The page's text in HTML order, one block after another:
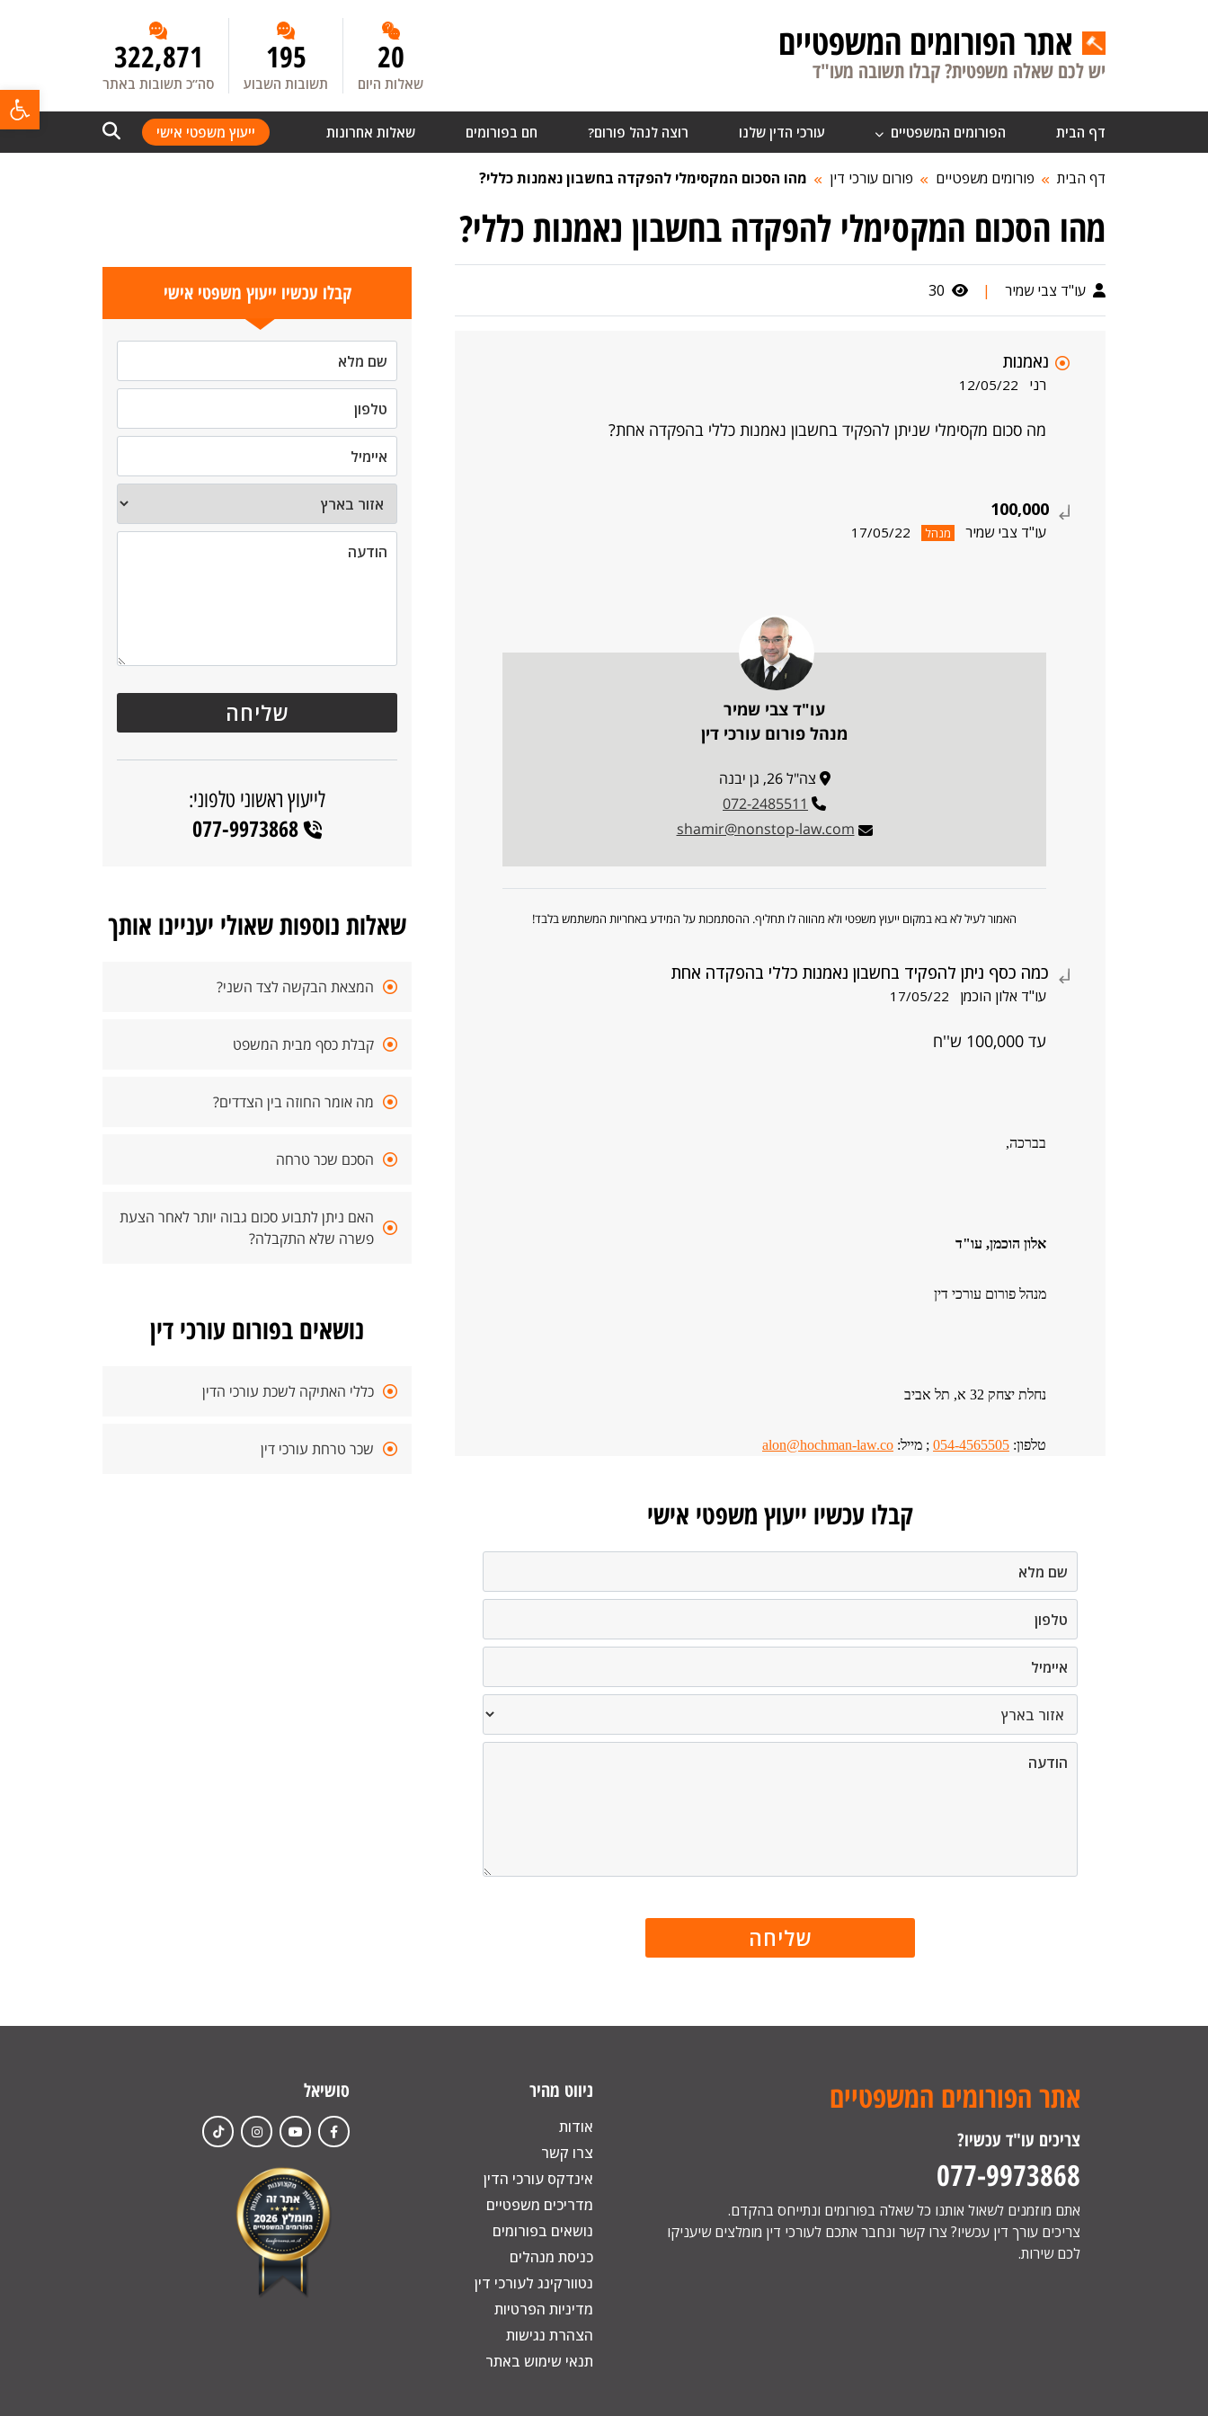
אתר הפורומים המשפטיים
יש לכם שאלה משפטית? קבלו תשובה מעו"ד 20
שאלות היום
195
תשובות השבוע
322,871
סה”כ תשובות באתר
דף הבית הפורומים המשפטיים עורכי הדין שלנו רוצה לנהל פורום? חם בפורומים שאלות אחרונות ייעוץ משפטי אישי
דף הבית פורומים משפטיים פורום עורכי דין מהו הסכום המקסימלי להפקדה בחשבון נאמנות כללי?
מהו הסכום המקסימלי להפקדה בחשבון נאמנות כללי?
עו"ד צבי שמיר |
30
נאמנות
רני 12/05/22
מה סכום מקסימלי שניתן להפקיד בחשבון נאמנות כללי בהפקדה אחת?
100,000
עו"ד צבי שמיר מנהל 17/05/22
עו"ד צבי שמיר
מנהל פורום עורכי דין
צה"ל 26, גן יבנה
072-2485511
shamir@nonstop-law.com
האמור לעיל לא בא במקום ייעוץ משפטי ולא מהווה לו תחליף. ההסתמכות על המידע באחריות המשתמש בלבד!
כמה כסף ניתן להפקיד בחשבון נאמנות כללי בהפקדה אחת
עו"ד אלון הוכמן 17/05/22
עד 100,000 ש''ח
בברכה,
אלון הוכמן, עו"ד
מנהל פורום עורכי דין
נחלת יצחק 32 א, תל אביב
טלפון: 054-4565505 ; מייל: alon@hochman-law.co
קבלו עכשיו ייעוץ משפטי אישי
קבלו עכשיו ייעוץ משפטי אישי
לייעוץ ראשוני טלפוני:
077-9973868
שאלות נוספות שאולי יעניינו אותך
המצאת הבקשה לצד השני?
קבלת כסף מבית המשפט
מה אומר החוזה בין הצדדים?
הסכם שכר טרחה
האם ניתן לתבוע סכום גבוה יותר לאחר הצעת
פשרה שלא התקבלה?
נושאים בפורום עורכי דין
כללי האתיקה לשכת עורכי הדין
שכר טרחת עורכי דין
אתר הפורומים המשפטיים
צריכים עו"ד עכשיו?
077-9973868
אתם מוזמנים לשאול אותנו כל שאלה בפורומים ונתייחס בהקדם.
צריכים עורך דין עכשיו? צרו קשר ונחבר אתכם לעורכי דין מומלצים שיעניקו
לכם שירות.
ניווט מהיר
אודות
צרו קשר
אינדקס עורכי הדין
מדריכים משפטיים
נושאים בפורומים
כניסת מנהלים
נטוורקינג לעורכי דין
מדיניות הפרטיות
הצהרת נגישות
תנאי שימוש באתר
סושיאל